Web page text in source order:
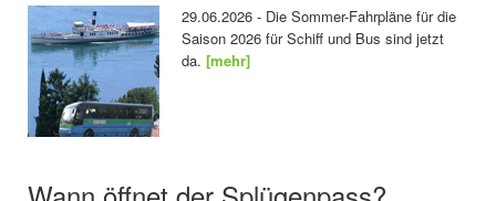
29.06.2026 - Die Sommer-Fahrpläne für die
Saison 2026 für Schiff und Bus sind jetzt
da.[mehr]